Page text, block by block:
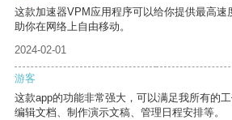
这款加速器VPM应用程序可以给你提供最高速
助你在网络上自由移动。
2024-02-01
游客
这款app的功能非常强大，可以满足我所有的
编辑文档、制作演示文稿、管理日程安排等。